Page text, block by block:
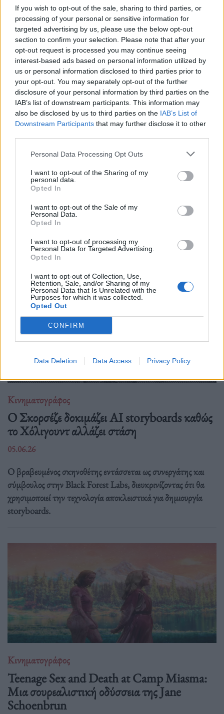
If you wish to opt-out of the sale, sharing to third parties, or
processing of your personal or sensitive information for
targeted advertising by us, please use the below opt-out
section to confirm your selection. Please note that after your
opt-out request is processed you may continue seeing
interest-based ads based on personal information utilized by
us or personal information disclosed to third parties prior to
your opt-out. You may separately opt-out of the further
disclosure of your personal information by third parties on the
IAB’s list of downstream participants. This information may
also be disclosed by us to third parties on the IAB’s List of
Downstream Participants that may further disclose it to other
Personal Data Processing Opt Outs
I want to opt-out of the Sharing of my
personal data.
Opted In
I want to opt-out of the Sale of my
Personal Data.
Opted In
I want to opt-out of processing my
Personal Data for Targeted Advertising.
Opted In
I want to opt-out of Collection, Use,
Retention, Sale, and/or Sharing of my
Personal Data that Is Unrelated with the
Purposes for which it was collected.
Opted Out
CONFIRM
Data Deletion Data Access Privacy Policy
Κινηματογράφος
“Victory”: Το αντιφασιστικό ποδοσφαιρικό
έπος του John Huston μοιάζει πιο επίκαιρο
από ποτέ
22.06.26
Μια επιστροφή στο "Victory" του John Huston
αποκαλύπτει πώς ένα κλασικό, «έντιμο» πολεμικό-αθλητικό
δράμα για αιχμαλώτους και προπαγάνδα αποκτά σήμερα πιο
σκοτεινές και πολιτικές αναγνώσεις.
Κινηματογράφος
Ο Σκορσέζε δοκιμάζει AI storyboards καθώς
το Χόλιγουντ αλλάζει στάση
05.06.26
Ο βραβευμένος σκηνοθέτης εντάσσεται ως συνεργάτης και
σύμβουλος στην Black Forest Labs, διευκρινίζοντας ότι θα
χρησιμοποιεί την τεχνολογία αποκλειστικά για δημιουργία
storyboards.
Κινηματογράφος
Teenage Sex and Death at Camp Miasma:
Μια σουρεαλιστική οδύσσεια της Jane
Schoenbrun